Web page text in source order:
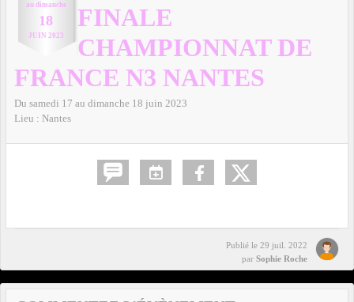
au dimanche
18
JUIN 2023
FINALE
CHAMPIONNAT DE
FRANCE N3 NANTES
Du samedi 17 au dimanche 18 juin 2023
Lieu : Nantes
Publié le 29 juil. 2022
par Sophie Roche